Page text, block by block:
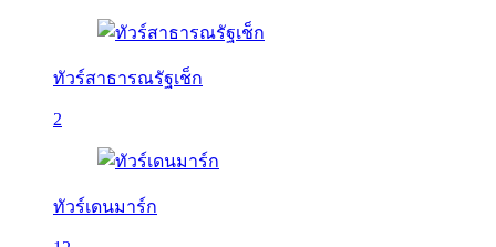
ทัวร์สาธารณรัฐเช็ก
2
ทัวร์เดนมาร์ก